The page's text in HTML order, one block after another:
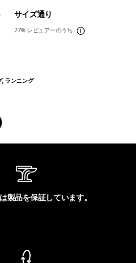
サイズ通り
77% レビュアーのうち
, ランニング
製品を保証しています。